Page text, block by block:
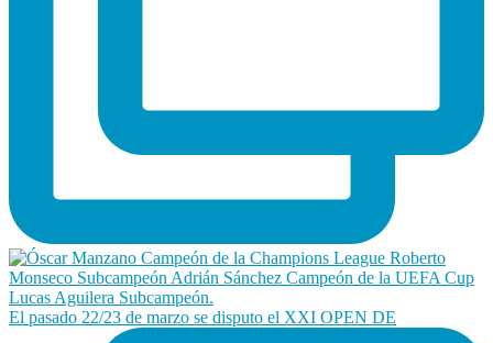
El pasado 22/23 de marzo se disputo el XXI OPEN DE